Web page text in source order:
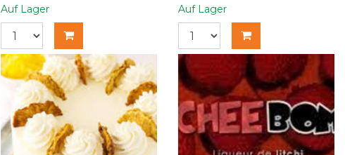
Auf Lager Auf Lager